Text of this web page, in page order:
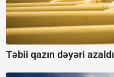
Təbii qazın dəyəri azaldı